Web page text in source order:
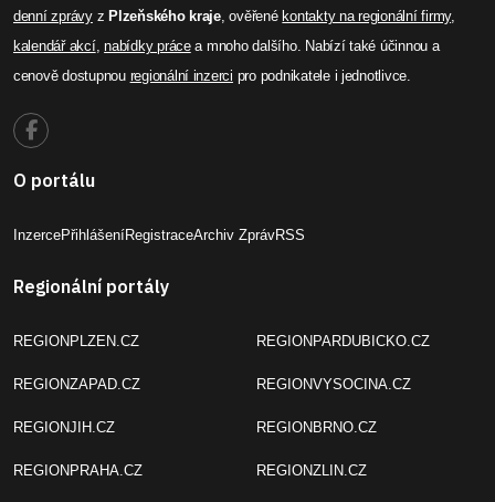
denní zprávyz Plzeňského kraje, ověřené kontakty na regionální firmy,
kalendář akcí,nabídky prácea mnoho dalšího. Nabízí také účinnou a
cenově dostupnou regionální inzerci pro podnikatele i jednotlivce.
O portálu
InzercePřihlášeníRegistraceArchiv ZprávRSS
Regionální portály
REGIONPLZEN.CZ
REGIONZAPAD.CZ
REGIONJIH.CZ
REGIONPRAHA.CZ
REGIONPARDUBICKO.CZ
REGIONVYSOCINA.CZ
REGIONBRNO.CZ
REGIONZLIN.CZ